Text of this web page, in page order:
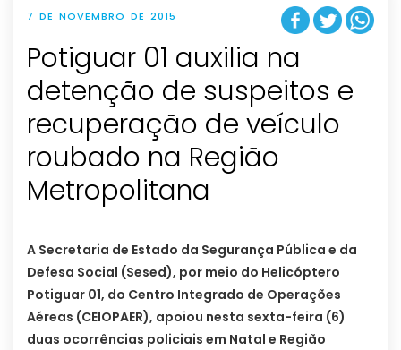
t
i
7 DE NOVEMBRO DE 2015
Potiguar 01 auxilia na
detenção de suspeitos e
recuperação de veículo
roubado na Região
A Secretaria de Estado da Segurança Pública e da
Defesa Social (Sesed), por meio do Helicóptero
Potiguar 01, do Centro Integrado de Operações
Aéreas (CEIOPAER), apoiou nesta sexta-feira (6)
duas ocorrências policiais em Natal e Região